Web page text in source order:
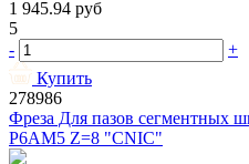
1 945.94 руб
5
-
+
Купить
278986
Фреза Для пазов сегментных
Р6АМ5 Z=8 "CNIC"